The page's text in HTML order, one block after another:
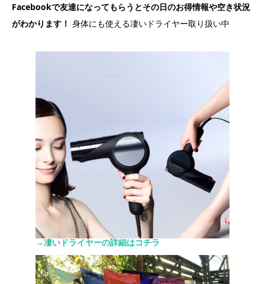
Facebookで友達になってもらうとその日のお得情報や空き状況
がわかります！ 身体にも使える凄いドライヤー取り扱い中
→凄いドライヤーの詳細はコチラ